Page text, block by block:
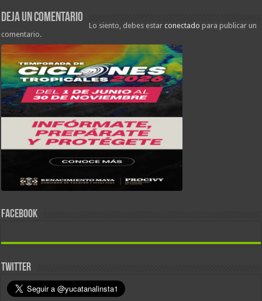
Deja un comentario
Lo siento, debes estarconectado para publicar un
comentario.
FACEBOOK
TWITTER